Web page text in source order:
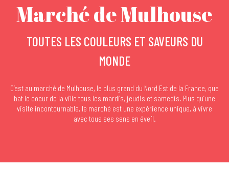
Marché de Mulhouse
TOUTES LES COULEURS ET SAVEURS DU
MONDE
C’est au marché de Mulhouse, le plus grand du Nord Est de la France, que
bat le coeur de la ville tous les mardis, jeudis et samedis. Plus qu’une
visite incontournable, le marché est une expérience unique, à vivre
avec tous ses sens en éveil.